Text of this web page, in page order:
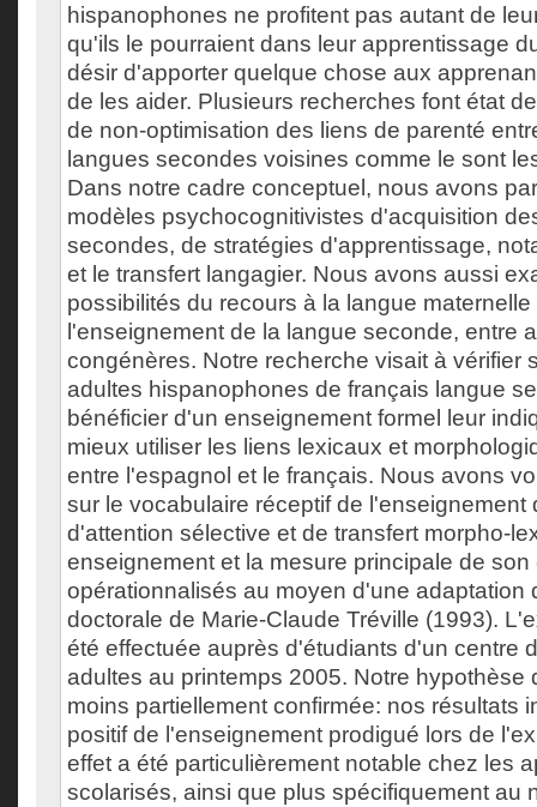
hispanophones ne profitent pas autant de
qu'ils le pourraient dans leur apprentissage
désir d'apporter quelque chose aux
de les aider. Plusieurs recherches font état
de non-optimisation des liens de parenté
langues secondes voisines comme le sont
Dans notre cadre conceptuel, nous avons
modèles psychocognitivistes d'acquisition
secondes, de stratégies d'apprentissage,
et le transfert langagier. Nous avons aussi
possibilités du recours à la langue
l'enseignement de la langue seconde, entre
congénères. Notre recherche visait à vérifier
adultes hispanophones de français langue
bénéficier d'un enseignement formel leur
mieux utiliser les liens lexicaux et
entre l'espagnol et le français. Nous avons
sur le vocabulaire réceptif de l'enseignement
d'attention sélective et de transfert morpho-
enseignement et la mesure principale de son
opérationnalisés au moyen d'une adaptation
doctorale de Marie-Claude Tréville (1993).
été effectuée auprès d'étudiants d'un centre
adultes au printemps 2005. Notre hypothèse
moins partiellement confirmée: nos résultats
positif de l'enseignement prodigué lors de
effet a été particulièrement notable chez les
scolarisés, ainsi que plus spécifiquement au